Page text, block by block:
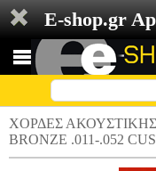
E-shop.gr
ΧΟΡΔΕΣ ΑΚΟΥΣΤΙΚΗΣ
BRONZE .011-.052